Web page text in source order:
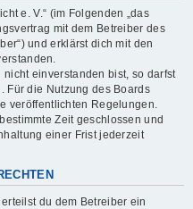
e. V.“ (im Folgenden „das
mit dem Betreiber des
und erklärst dich mit den
einverstanden bist, so darfst
Für die Nutzung des Boards
veröffentlichten Regelungen.
Zeit geschlossen und
einer Frist jederzeit
du dem Betreiber ein